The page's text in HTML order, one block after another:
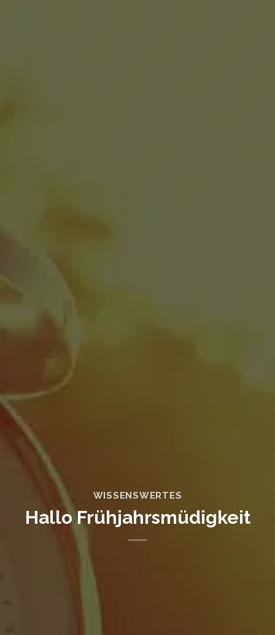
WISSENSWERTES
Hallo Frühjahrsmüdigkeit